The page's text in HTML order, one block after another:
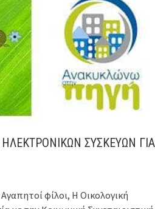
ΣΥΣΚΕΥΩΝ ΓΙΑ
φίλοι, Η Οικολογική